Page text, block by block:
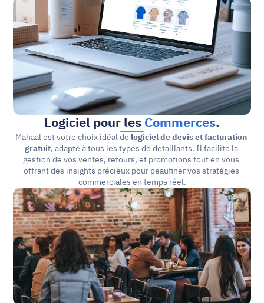
Logiciel pour les Commerces.
Mahaal est votre choix idéal de logiciel de devis et facturation
gratuit, adapté à tous les types de détaillants. Il facilite la
gestion de vos ventes, retours, et promotions tout en vous
offrant des insights précieux pour peaufiner vos stratégies
commerciales en temps réel.